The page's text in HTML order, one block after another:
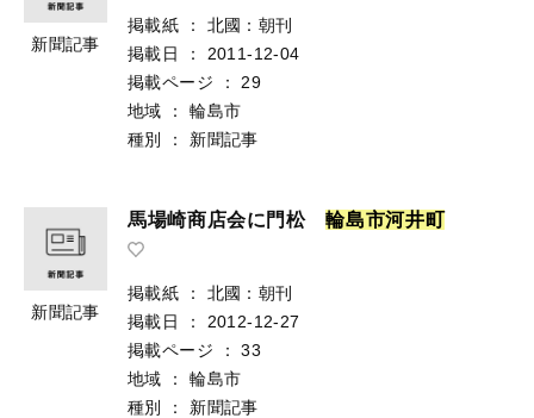
新聞記事
掲載紙 ：
北國：朝刊
掲載日
：
2011-12-04
掲載ページ
：
29
地域
：
輪島市
種別
： 新聞記事
新聞記事
馬場崎商店会に門松輪島市河井町
掲載紙 ：
北國：朝刊
掲載日
：
2012-12-27
掲載ページ
：
33
地域
：
輪島市
種別
： 新聞記事